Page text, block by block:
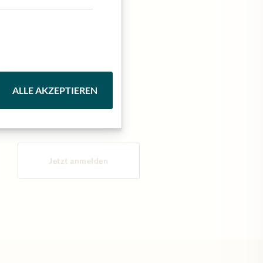
Jetzt anmelden
ALLE AKZEPTIEREN